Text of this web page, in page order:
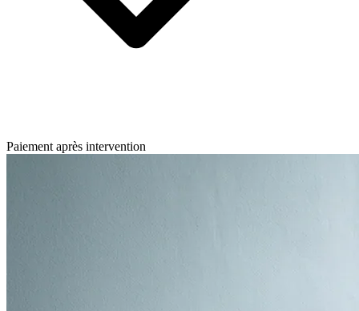
Paiement après intervention